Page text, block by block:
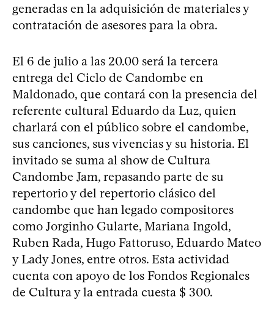
generadas en la adquisición de materiales y
contratación de asesores para la obra.
El 6 de julio a las 20.00 será la tercera
entrega del Ciclo de Candombe en
Maldonado, que contará con la presencia del
referente cultural Eduardo da Luz, quien
charlará con el público sobre el candombe,
sus canciones, sus vivencias y su historia. El
invitado se suma al show de Cultura
Candombe Jam, repasando parte de su
repertorio y del repertorio clásico del
candombe que han legado compositores
como Jorginho Gularte, Mariana Ingold,
Ruben Rada, Hugo Fattoruso, Eduardo Mateo
y Lady Jones, entre otros. Esta actividad
cuenta con apoyo de los Fondos Regionales
de Cultura y la entrada cuesta $ 300.